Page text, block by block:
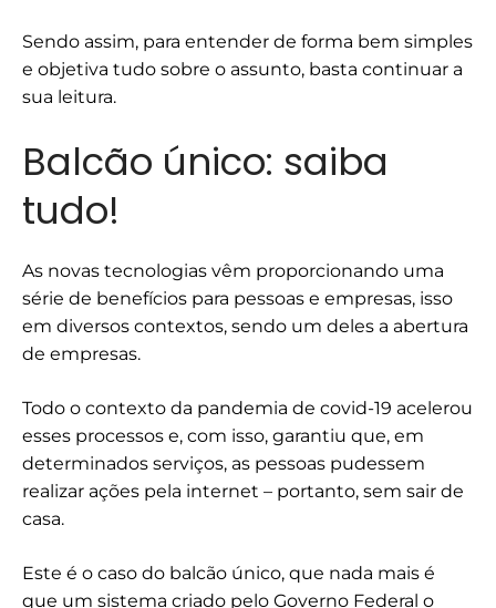
Sendo assim, para entender de forma bem simples
e objetiva tudo sobre o assunto, basta continuar a
sua leitura.
Balcão único: saiba
tudo!
As novas tecnologias vêm proporcionando uma
série de benefícios para pessoas e empresas, isso
em diversos contextos, sendo um deles a abertura
de empresas.
Todo o contexto da pandemia de covid-19 acelerou
esses processos e, com isso, garantiu que, em
determinados serviços, as pessoas pudessem
realizar ações pela internet – portanto, sem sair de
casa.
Este é o caso do balcão único, que nada mais é
que um sistema criado pelo Governo Federal o